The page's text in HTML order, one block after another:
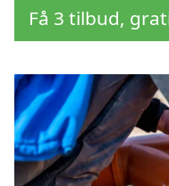
Få 3 tilbud,